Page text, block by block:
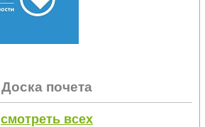
Доска почета
смотреть всех